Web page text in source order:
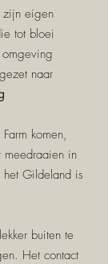
zijn eigen
tot bloei
naar
komen,
meedraaien in
het Gildeland is
buiten te
Het contact